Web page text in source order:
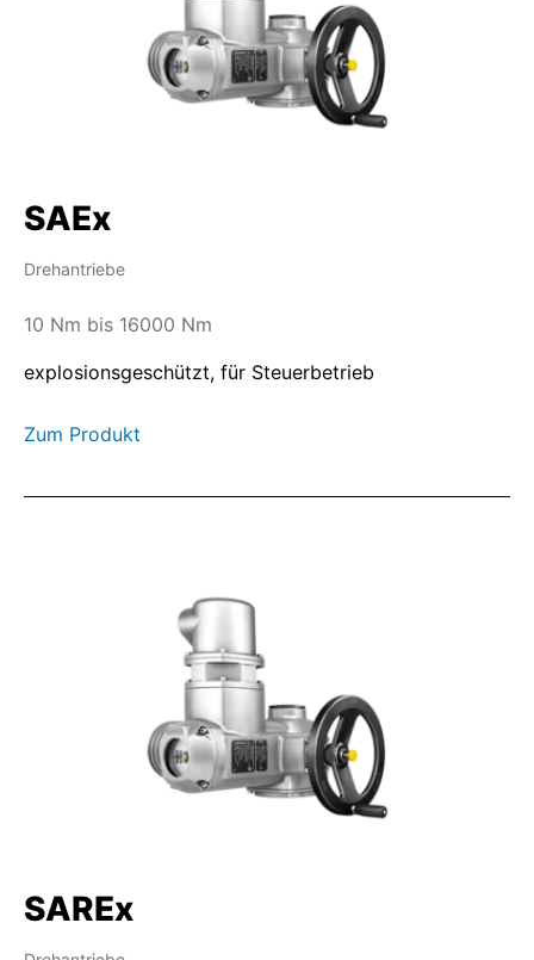
SAEx
Drehantriebe
10 Nm bis 16000 Nm
explosionsgeschützt, für Steuerbetrieb
Zum Produkt
SAREx